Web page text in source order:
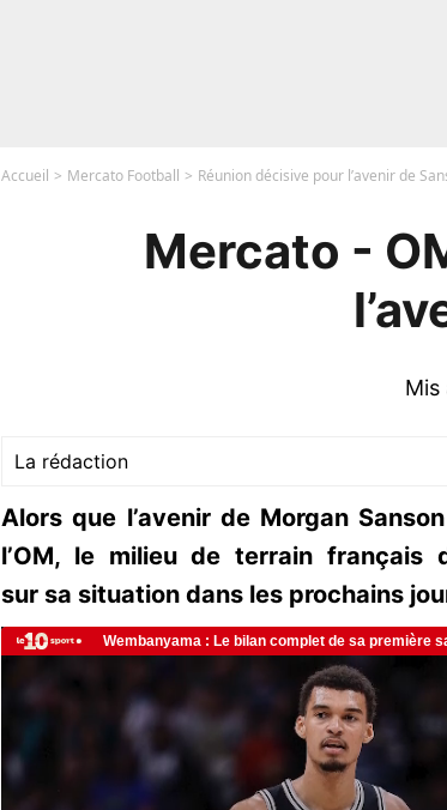
Accueil Mercato Football Réunion décisive pour l’avenir de
Mercato -
Mis
La rédaction
Alors que l’avenir de Morgan
l’OM, le milieu de terrain français
sur sa situation dans les prochains